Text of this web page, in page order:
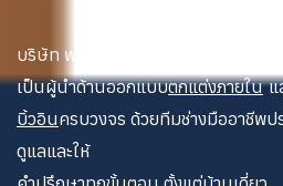
บริษัท พระนคร เดคคอเรท จำกัด
เป็นผู้นำด้านออกแบบตกแต่งภายใน แ
บิ้วอินครบวงจร ด้วยทีมช่างมืออาชีพป
ดูแลและให้